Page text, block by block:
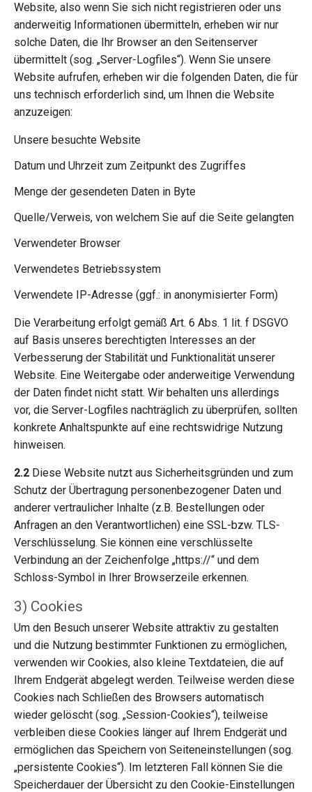
Website, also wenn Sie sich nicht registrieren oder uns
anderweitig Informationen übermitteln, erheben wir nur
solche Daten, die Ihr Browser an den Seitenserver
übermittelt (sog. „Server-Logfiles“). Wenn Sie unsere
Website aufrufen, erheben wir die folgenden Daten, die für
uns technisch erforderlich sind, um Ihnen die Website
anzuzeigen:
Unsere besuchte Website
Datum und Uhrzeit zum Zeitpunkt des Zugriffes
Menge der gesendeten Daten in Byte
Quelle/Verweis, von welchem Sie auf die Seite gelangten
Verwendeter Browser
Verwendetes Betriebssystem
Verwendete IP-Adresse (ggf.: in anonymisierter Form)
Die Verarbeitung erfolgt gemäß Art. 6 Abs. 1 lit. f DSGVO
auf Basis unseres berechtigten Interesses an der
Verbesserung der Stabilität und Funktionalität unserer
Website. Eine Weitergabe oder anderweitige Verwendung
der Daten findet nicht statt. Wir behalten uns allerdings
vor, die Server-Logfiles nachträglich zu überprüfen, sollten
konkrete Anhaltspunkte auf eine rechtswidrige Nutzung
hinweisen.
2.2 Diese Website nutzt aus Sicherheitsgründen und zum
Schutz der Übertragung personenbezogener Daten und
anderer vertraulicher Inhalte (z.B. Bestellungen oder
Anfragen an den Verantwortlichen) eine SSL-bzw. TLS-
Verschlüsselung. Sie können eine verschlüsselte
Verbindung an der Zeichenfolge „https://“ und dem
Schloss-Symbol in Ihrer Browserzeile erkennen.
3) Cookies
Um den Besuch unserer Website attraktiv zu gestalten
und die Nutzung bestimmter Funktionen zu ermöglichen,
verwenden wir Cookies, also kleine Textdateien, die auf
Ihrem Endgerät abgelegt werden. Teilweise werden diese
Cookies nach Schließen des Browsers automatisch
wieder gelöscht (sog. „Session-Cookies“), teilweise
verbleiben diese Cookies länger auf Ihrem Endgerät und
ermöglichen das Speichern von Seiteneinstellungen (sog.
„persistente Cookies“). Im letzteren Fall können Sie die
Speicherdauer der Übersicht zu den Cookie-Einstellungen